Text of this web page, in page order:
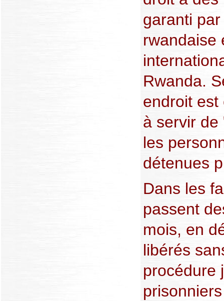
garanti
rwandaise
Rwanda.
endroit est
à servir de
les
détenues
Dans les
passent
mois, en
libérés
procédure